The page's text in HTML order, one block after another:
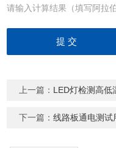
请输入计算结果（填写阿拉
上一篇： LED灯检测高低
下一篇：线路板通电测试